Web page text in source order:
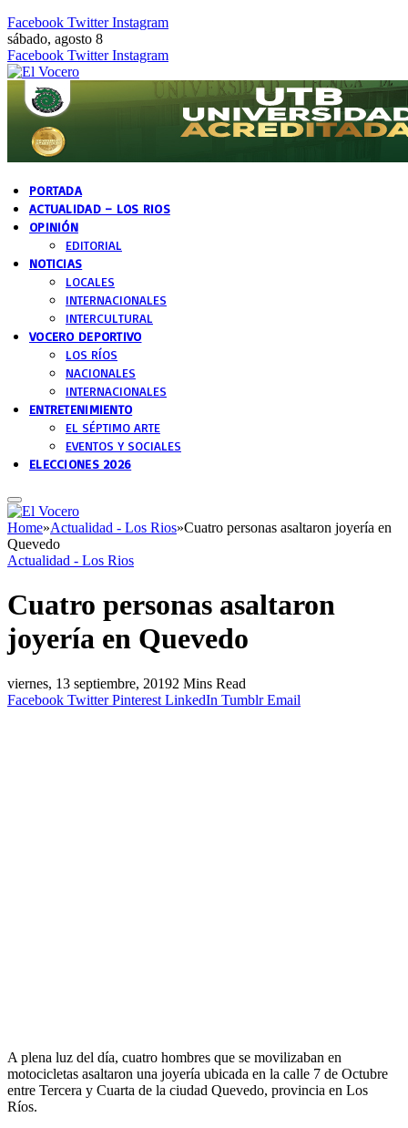
Facebook Twitter Instagram
sábado, agosto 8
Facebook Twitter Instagram
PORTADA
ACTUALIDAD – LOS RIOS
OPINIÓN
EDITORIAL
NOTICIAS
LOCALES
INTERNACIONALES
INTERCULTURAL
VOCERO DEPORTIVO
LOS RÍOS
NACIONALES
INTERNACIONALES
ENTRETENIMIENTO
EL SÉPTIMO ARTE
EVENTOS Y SOCIALES
ELECCIONES 2026
Home»Actualidad - Los Rios»Cuatro personas asaltaron joyería en
Quevedo
Actualidad - Los Rios
Cuatro personas asaltaron
joyería en Quevedo
viernes, 13 septiembre, 20192 Mins Read
Facebook Twitter Pinterest LinkedIn Tumblr Email
A plena luz del día, cuatro hombres que se movilizaban en
motocicletas asaltaron una joyería ubicada en la calle 7 de Octubre
entre Tercera y Cuarta de la ciudad Quevedo, provincia en Los
Ríos.